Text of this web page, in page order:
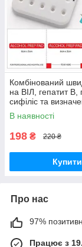
Комбінований
на ВІЛ, гепатит B,
сифіліс та
крові і резус-
кров)
В наявності
198 ₴ 220 ₴
Купити
Про нас
97%
Працює з